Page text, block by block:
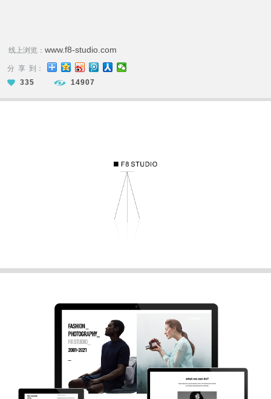
线上浏览： www.f8-studio.com
分 享 到：
335
14907